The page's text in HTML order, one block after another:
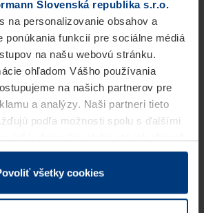
Slovenská republika s.r.o.
na personalizovanie obsahov a
ponúkania funkcií pre sociálne médiá
na našu webovú stránku.
ohľadom Vášho používania
na našich partnerov pre
a analýzy. Naši partneri tieto
podľa možnosti spolu s ďalšími
služieb.
môžeme cookies ukladať na Vašom
Pre všetky ostatné typy cookie
všetky cookies